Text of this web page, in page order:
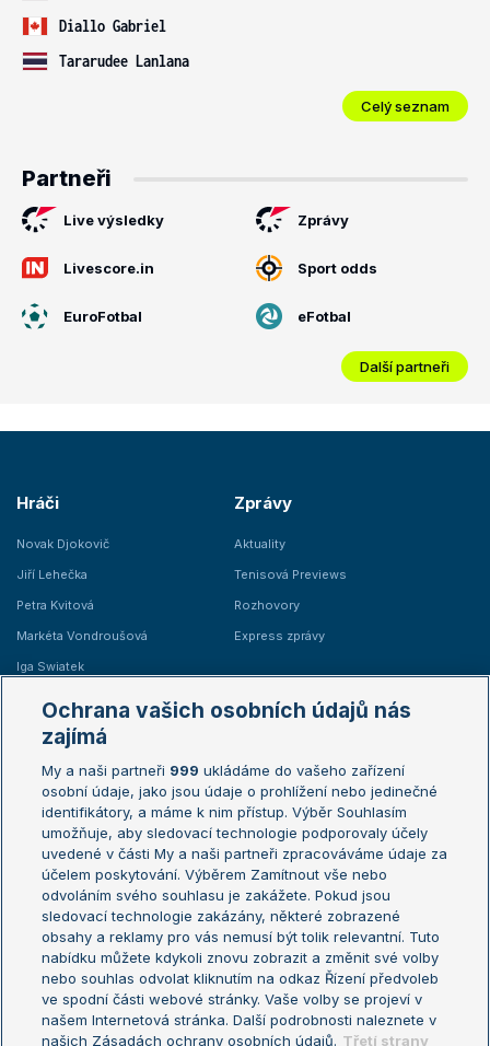
Diallo Gabriel
Tararudee Lanlana
Celý seznam
Partneři
Live výsledky Zprávy
Livescore.in Sport odds
EuroFotbal eFotbal
Další partneři
Hráči
Novak Djokovič
Jiří Lehečka
Petra Kvitová
Markéta Vondroušová
Iga Swiatek
Zprávy
Aktuality
Tenisová Previews
Rozhovory
Express zprávy
Žebříčky
Žebříček ATP (muži)
Žebříček WTA (ženy)
Sázkařský žebříček
Australian Open
French Open
Wimbledon
US Open
Turnaj mistrů
Turnaj mistryň
Aktualní trendy
Fotbalové přestupy
Livesport Daily
Ochrana vašich osobních údajů nás
zajímá
My a naši partneři 999 ukládáme do vašeho zařízení
osobní údaje, jako jsou údaje o prohlížení nebo jedinečné
identifikátory, a máme k nim přístup. Výběr Souhlasím
umožňuje, aby sledovací technologie podporovaly účely
uvedené v části My a naši partneři zpracováváme údaje za
účelem poskytování. Výběrem Zamítnout vše nebo
odvoláním svého souhlasu je zakážete. Pokud jsou
sledovací technologie zakázány, některé zobrazené
obsahy a reklamy pro vás nemusí být tolik relevantní. Tuto
nabídku můžete kdykoli znovu zobrazit a změnit své volby
nebo souhlas odvolat kliknutím na odkaz Řízení předvoleb
ve spodní části webové stránky. Vaše volby se projeví v
našem Internetová stránka. Další podrobnosti naleznete v
našich Zásadách ochrany osobních údajů. Třetí strany